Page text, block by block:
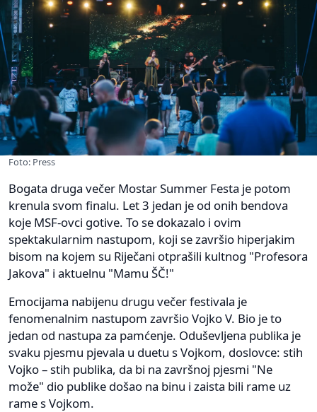
Foto: Press
Bogata druga večer Mostar Summer Festa je potom
krenula svom finalu. Let 3 jedan je od onih bendova
koje MSF-ovci gotive. To se dokazalo i ovim
spektakularnim nastupom, koji se završio hiperjakim
bisom na kojem su Riječani otprašili kultnog "Profesora
Jakova" i aktuelnu "Mamu ŠČ!"
Emocijama nabijenu drugu večer festivala je
fenomenalnim nastupom završio Vojko V. Bio je to
jedan od nastupa za pamćenje. Oduševljena publika je
svaku pjesmu pjevala u duetu s Vojkom, doslovce: stih
Vojko – stih publika, da bi na završnoj pjesmi "Ne
može" dio publike došao na binu i zaista bili rame uz
rame s Vojkom.